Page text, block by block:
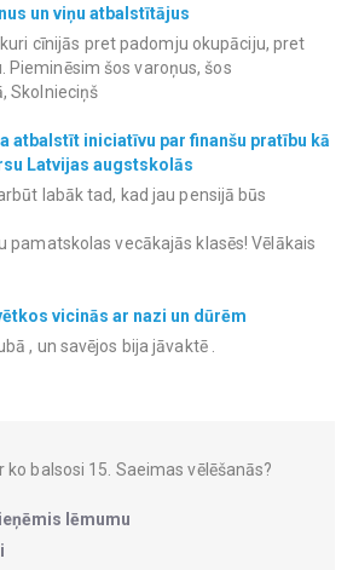
un viņu atbalstītājus
cīnijās pret padomju okupāciju, pret
Pieminēsim šos varoņus, šos
Skolnieciņš
atbalstīt iniciatīvu par finanšu pratību kā
Latvijas augstskolās
labāk tad, kad jau pensijā būs
pamatskolas vecākajās klasēs! Vēlākais
vicinās ar nazi un dūrēm
, un savējos bija jāvaktē .
ko balsosi 15. Saeimas vēlēšanās?
lēmumu